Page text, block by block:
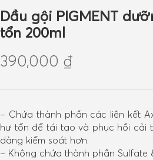
Dầu gội PIGMENT
tổn 200ml
390,000 ₫
– Chứa thành phần các liên kết
hư tổn để tái tạo và phục hồi cải
dàng kiểm soát hơn.
– Không chứa thành phần Sulfate